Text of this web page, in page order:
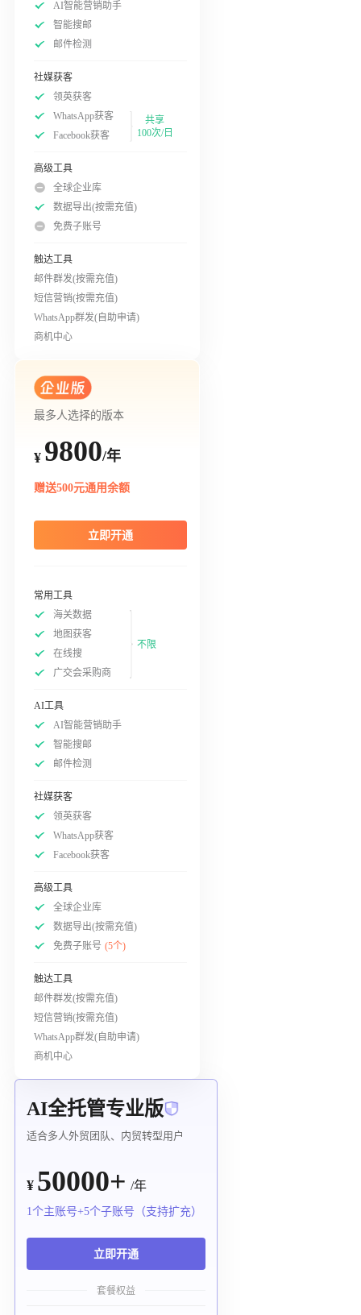
AI智能营销助手
智能搜邮
邮件检测
社媒获客
领英获客
WhatsApp获客
Facebook获客
共享
100次/日
高级工具
全球企业库
数据导出(按需充值)
免费子账号
触达工具
邮件群发(按需充值)
短信营销(按需充值)
WhatsApp群发(自助申请)
商机中心
最多人选择的版本
¥ 9800/年
赠送500元通用余额
立即开通
常用工具
海关数据
地图获客
在线搜
广交会采购商
不限
AI工具
AI智能营销助手
智能搜邮
邮件检测
社媒获客
领英获客
WhatsApp获客
Facebook获客
高级工具
全球企业库
数据导出(按需充值)
免费子账号 (5个)
触达工具
邮件群发(按需充值)
短信营销(按需充值)
WhatsApp群发(自助申请)
商机中心
AI全托管专业版
适合多人外贸团队、内贸转型用户
¥ 50000+ /年
1个主账号+5个子账号（支持扩充）
立即开通
套餐权益